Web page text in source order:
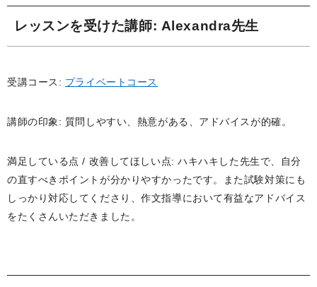
レッスンを受けた講師: Alexandra先生
受講コース: プライベートコース
講師の印象: 質問しやすい、熱意がある、アドバイスが的確。
満足している点 / 改善してほしい点: ハキハキした先生で、自分
の直すべきポイントが分かりやすかったです。また試験対策にも
しっかり対応してくださり、作文指導において有益なアドバイス
をたくさんいただきました。